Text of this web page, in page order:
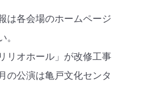
は各会場のホームページ
リオホール」が改修工事
の公演は亀戸文化センタ